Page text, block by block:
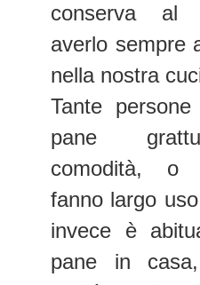
conserva al
averlo sempre
nella nostra
Tante
pane
comodità, o
fanno largo
invece è
pane in